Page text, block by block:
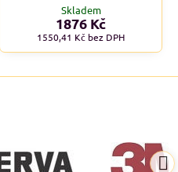
Skladem
1876 Kč
1550,41 Kč bez DPH